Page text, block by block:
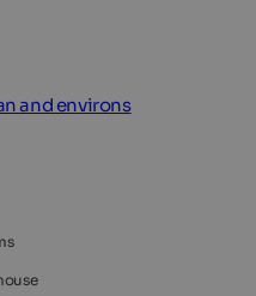
and environs